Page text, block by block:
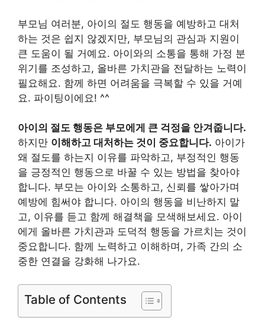
부모님 여러분, 아이의 절도 행동을 예방하고 대처
하는 것은 쉽지 않겠지만, 부모님의 관심과 지원이
큰 도움이 될 거예요. 아이와의 소통을 통해 가정 분
위기를 조성하고, 올바른 가치관을 전달하는 노력이
필요해요. 함께 하면 어려움을 극복할 수 있을 거예
요. 파이팅이에요! ^^
아이의 절도 행동은 부모에게 큰 걱정을 안겨줍니다.
하지만 이해하고 대처하는 것이 중요합니다. 아이가
왜 절도를 하는지 이유를 파악하고, 부정적인 행동
을 긍정적인 행동으로 바꿀 수 있는 방법을 찾아야
합니다. 부모는 아이와 소통하고, 신뢰를 쌓아가며
예방에 힘써야 합니다. 아이의 행동을 비난하지 말
고, 이유를 듣고 함께 해결책을 모색해보세요. 아이
에게 올바른 가치관과 도덕적 행동을 가르치는 것이
중요합니다. 함께 노력하고 이해하며, 가족 간의 소
중한 연결을 강화해 나가요.
Table of Contents